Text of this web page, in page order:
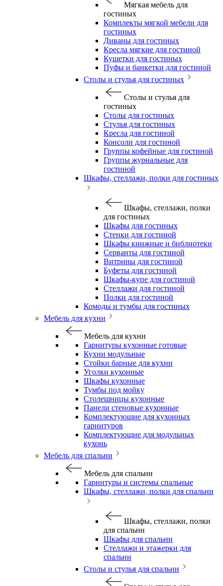
Мягкая мебель для
гостиных
Комплекты мягкой мебели для
гостиных
Диваны для гостиных
Кресла мягкие для гостиной
Кушетки для гостиных
Пуфы и банкетки для гостиной
Столы и стулья для гостиных
Столы и стулья для
гостиных
Столы для гостиных
Стулья для гостиных
Кресла для гостиной
Консоли для гостиной
Группы кофейные для гостиной
Группы журнальные для
гостиной
Шкафы, стеллажи, полки для гостиных
Шкафы, стеллажи, полки
для гостиных
Шкафы для гостиных
Стенки для гостиной
Шкафы книжные и библиотеки
Серванты для гостиной
Витрины для гостиной
Буфеты для гостиной
Шкафы-купе для гостиной
Стеллажи для гостиной
Полки для гостиной
Комоды и тумбы для гостиных
Мебель для кухни
Мебель для кухни
Гарнитуры кухонные готовые
Кухни модульные
Стойки барные для кухни
Уголки кухонные
Шкафы кухонные
Тумбы под мойку
Столешницы кухонные
Панели стеновые кухонные
Комплектующие для кухонных
гарнитуров
Комплектующие для модульных
кухонь
Мебель для спальни
Мебель для спальни
Гарнитуры и системы спальные
Шкафы, стеллажи, полки для спальни
Шкафы, стеллажи, полки
для спальни
Шкафы для спальни
Стеллажи и этажерки для
спальни
Столы и стулья для спальни